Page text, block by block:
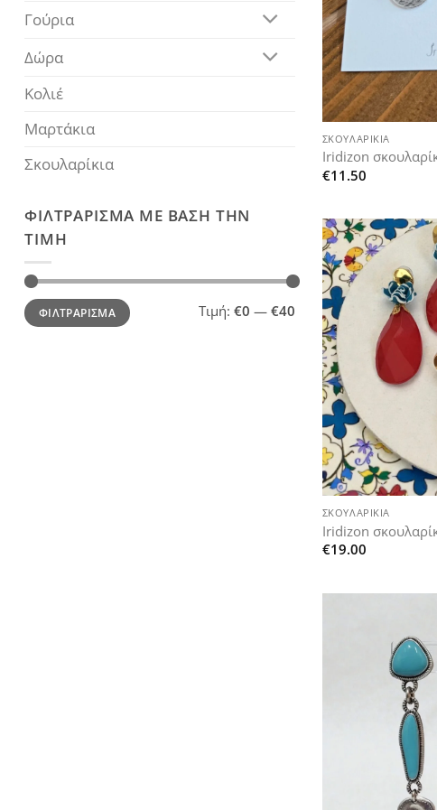
Γούρια
Δώρα
Κολιέ
Μαρτάκια
Σκουλαρίκια
ΦΙΛΤΡΆΡΙΣΜΑ ΜΕ ΒΆΣΗ ΤΗΝ
ΤΙΜΉ
Ελάχιστη
τιμή
Μέγιστη
τιμήΦΙΛΤΡΆΡΙΣΜΑ Τιμή: €0 — €40
+
ΣΚΟΥΛΑΡΊΚΙΑ
Iridizon
€11.50
+
ΣΚΟΥΛΑΡΊΚΙΑ
Iridizon
€19.00